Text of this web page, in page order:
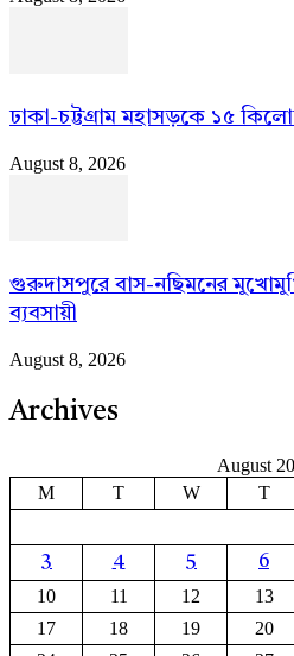
ঢাকা-চট্টগ্রাম মহাসড়কে ১৫
August 8, 2026
গুরুদাসপুরে বাস-নছিমনের
ব্যবসায়ী
August 8, 2026
Archives
August
M
T W T
3
4 5 6
10
11 12 13
17
18 19 20